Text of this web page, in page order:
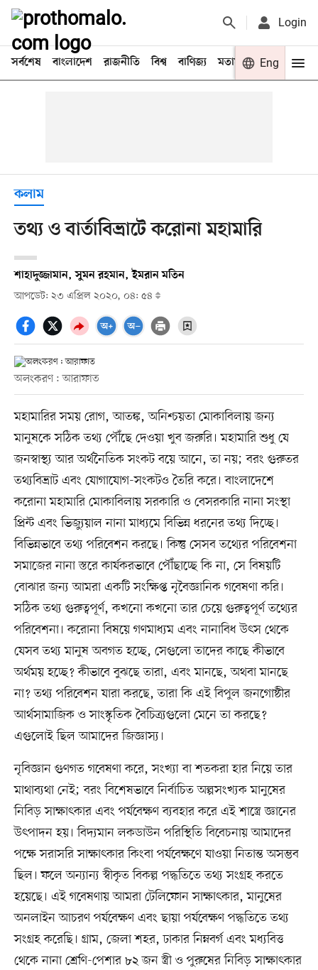
Login
সর্বশেষ বাংলাদেশ রাজনীতি বিশ্ব বাণিজ্য মতামত খেলা
Eng
কলাম
তথ্য ও বার্তাবিভ্রাটে করোনা মহামারি
শাহাদুজ্জামান, সুমন রহমান, ইমরান মতিন
আপডেট: ২৩ এপ্রিল ২০২০, ০৪: ৫৪
অলংকরণ : আরাফাত
মহামারির সময় রোগ, আতঙ্ক, অনিশ্চয়তা মোকাবিলায় জন্য
মানুষকে সঠিক তথ্য পৌঁছে দেওয়া খুব জরুরি। মহামারি শুধু যে
জনস্বাস্থ্য আর অর্থনৈতিক সংকট বয়ে আনে, তা নয়; বরং গুরুতর
তথ্যবিভ্রাট এবং যোগাযোগ-সংকটও তৈরি করে। বাংলাদেশে
করোনা মহামারি মোকাবিলায় সরকারি ও বেসরকারি নানা সংস্থা
প্রিন্ট এবং ভিজ্যুয়াল নানা মাধ্যমে বিভিন্ন ধরনের তথ্য দিচ্ছে।
বিভিন্নভাবে তথ্য পরিবেশন করছে। কিন্তু সেসব তথ্যের পরিবেশনা
সমাজের নানা স্তরে কার্যকরভাবে পৌঁছাচ্ছে কি না, সে বিষয়টি
বোঝার জন্য আমরা একটি সংক্ষিপ্ত নৃবৈজ্ঞানিক গবেষণা করি।
সঠিক তথ্য গুরুত্বপূর্ণ, কখনো কখনো তার চেয়ে গুরুত্বপূর্ণ তথ্যের
পরিবেশনা। করোনা বিষয়ে গণমাধ্যম এবং নানাবিধ উৎস থেকে
যেসব তথ্য মানুষ অবগত হচ্ছে, সেগুলো তাদের কাছে কীভাবে
অর্থময় হচ্ছে? কীভাবে বুঝছে তারা, এবং মানছে, অথবা মানছে
না? তথ্য পরিবেশন যারা করছে, তারা কি এই বিপুল জনগোষ্ঠীর
আর্থসামাজিক ও সাংস্কৃতিক বৈচিত্র্যগুলো মেনে তা করছে?
এগুলোই ছিল আমাদের জিজ্ঞাস্য।
নৃবিজ্ঞান গুণগত গবেষণা করে, সংখ্যা বা শতকরা হার নিয়ে তার
মাথাব্যথা নেই; বরং বিশেষভাবে নির্বাচিত অল্পসংখ্যক মানুষের
নিবিড় সাক্ষাৎকার এবং পর্যবেক্ষণ ব্যবহার করে এই শাস্ত্রে জ্ঞানের
উৎপাদন হয়। বিদ্যমান লকডাউন পরিস্থিতি বিবেচনায় আমাদের
পক্ষে সরাসরি সাক্ষাৎকার কিংবা পর্যবেক্ষণে যাওয়া নিতান্ত অসম্ভব
ছিল। ফলে অন্যান্য স্বীকৃত বিকল্প পদ্ধতিতে তথ্য সংগ্রহ করতে
হয়েছে। এই গবেষণায় আমরা টেলিফোন সাক্ষাৎকার, মানুষের
অনলাইন আচরণ পর্যবেক্ষণ এবং ছায়া পর্যবেক্ষণ পদ্ধতিতে তথ্য
সংগ্রহ করেছি। গ্রাম, জেলা শহর, ঢাকার নিম্নবর্গ এবং মধ্যবিত্ত
থেকে নানা শ্রেণি-পেশার ৮২ জন স্ত্রী ও পুরুষের নিবিড় সাক্ষাৎকার